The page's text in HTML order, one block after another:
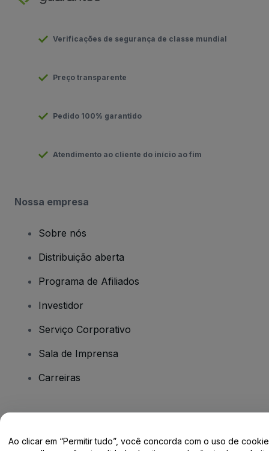
Verificações de segurança de classe mundial
Preço transparente
Pedido 100% garantido
Atendimento ao cliente do início ao fim
Nossa empresa
Sobre nós
Distribuição aberta
Programa de Afiliados
Investidor
Serviço Corporativo
Sala de Imprensa
Carreiras
Ao clicar em “Permitir tudo”, você concorda com o uso de